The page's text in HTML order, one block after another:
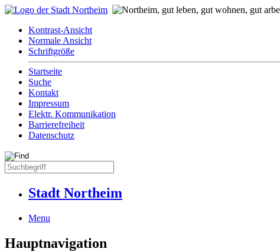
Kontrast-Ansicht
Normale Ansicht
Schriftgröße
Startseite
Suche
Kontakt
Impressum
Elektr. Kommunikation
Barrierefreiheit
Datenschutz
Stadt Northeim
Menu
Hauptnavigation